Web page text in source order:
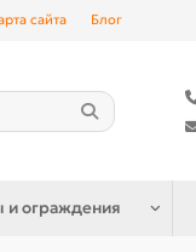
сайта Блог
и ограждения